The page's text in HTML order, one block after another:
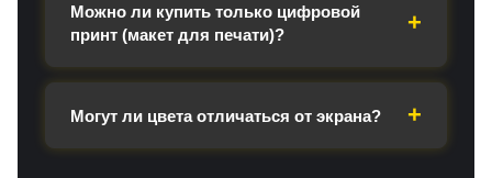
Можно ли купить только цифровой
принт (макет для печати)?
Могут ли цвета отличаться от экрана?